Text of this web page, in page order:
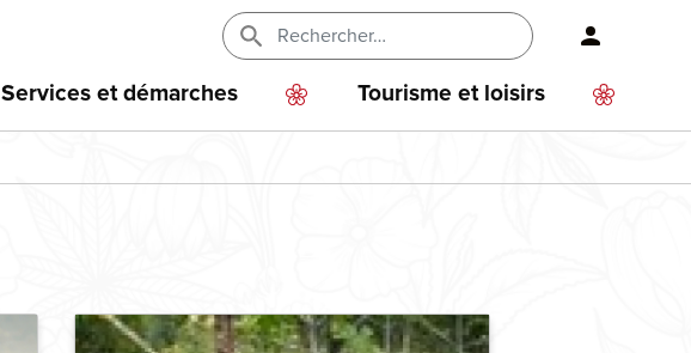
En-
tête
-
Services et démarches Tourisme et loisirs